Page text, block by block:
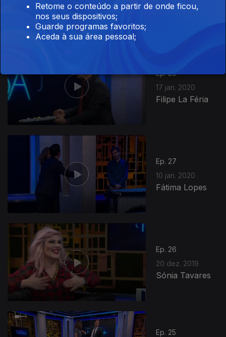
Eduardo
Ep. 28
17 jan. 2020
Filipe La Féria
Ep. 27
10 jan. 2020
Fátima Lopes
Ep. 26
20 dez. 2019
Sónia Tavares
Ep. 25
Retome o conteúdo a partir de onde ficou,
nos seus dispositivos;
Guarde programas favoritos;
Aceda à sua área pessoal;